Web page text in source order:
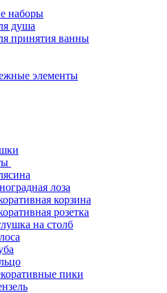
наборы
душа
принятия ванны
элементы
лоза
корзина
розетка
на столб
пики